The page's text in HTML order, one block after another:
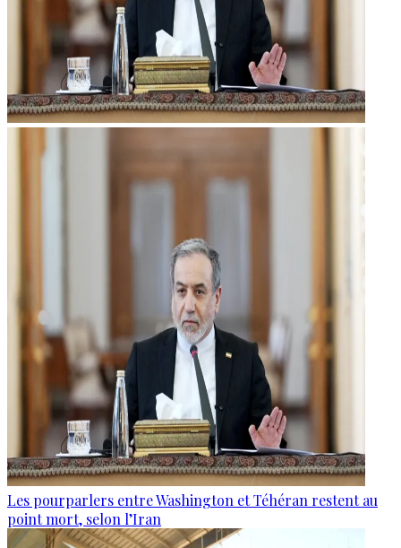
Les pourparlers entre Washington et Téhéran restent au
point mort, selon l’Iran